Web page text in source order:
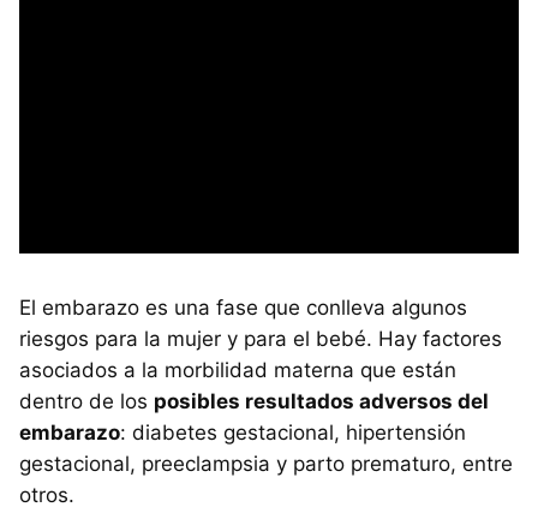
El embarazo es una fase que conlleva algunos
riesgos para la mujer y para el bebé. Hay factores
asociados a la morbilidad materna que están
dentro de los posibles resultados adversos del
embarazo: diabetes gestacional, hipertensión
gestacional, preeclampsia y parto prematuro, entre
otros.